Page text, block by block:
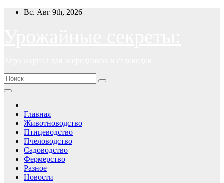
ПерейтиВс. Авг 9th, 2026
Главная
Животноводство
Птицеводство
Пчеловодство
Садоводство
Фермерство
Разное
Новости